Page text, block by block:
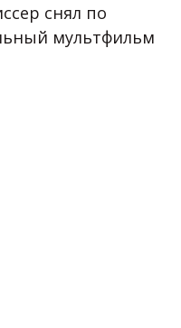
снял по
мультфильм